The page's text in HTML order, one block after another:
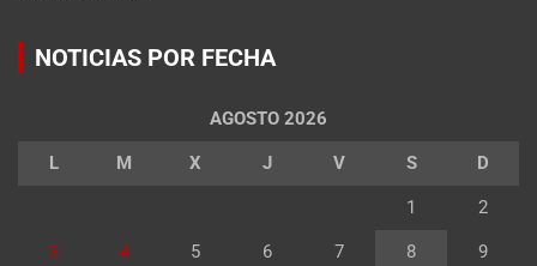
NOTICIAS POR FECHA
AGOSTO 2026
L M X J V S D
1 2
3 4 5 6 7 8 9